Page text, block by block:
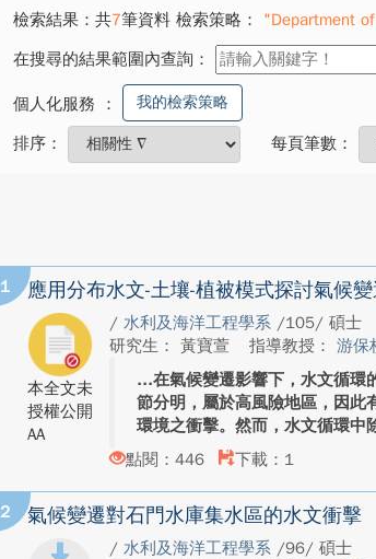
檢索結果：共7筆資料 檢索策略：
"Department
在搜尋的結果範圍內查詢：
個人化服務 ： 我的檢索策略
排序： 每頁筆數：
1 應用分布水文-土壤-植被模式探討氣候
本全文未
授權公開
AA
/ 水利及海洋工程學系 /105/ 碩士
研究生： 黃寶萱
指導教授： 游保
在氣候變遷影響下，水文循環
節分明，屬於高風險地區，因此
環境之衝擊。然而，水文循環中
點閱：446
下載：1
2 氣候變遷對石門水庫集水區的水文衝擊
/ 水利及海洋工程學系 /96/ 碩士